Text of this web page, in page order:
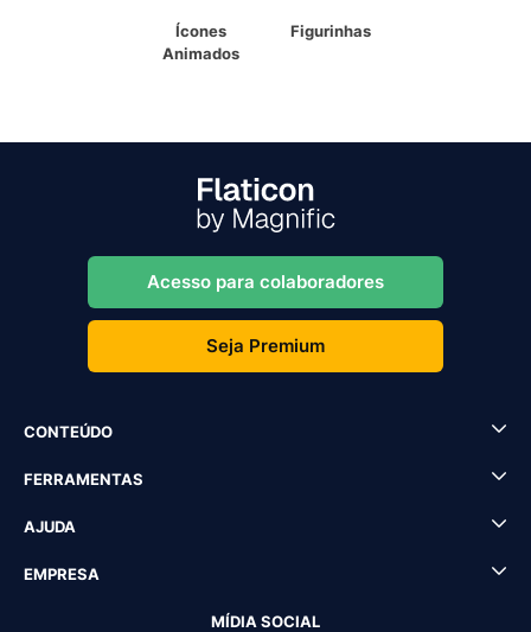
Ícones
Animados
Figurinhas
Acesso para colaboradores
Seja Premium
CONTEÚDO
FERRAMENTAS
AJUDA
EMPRESA
MÍDIA SOCIAL